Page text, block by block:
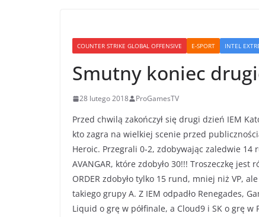
COUNTER STRIKE GLOBAL OFFENSIVE E-SPORT INTEL
Smutny koniec
28 lutego 2018 ProGamesTV
Przed chwilą zakończył się drugi dzień IEM
kto zagra na wielkiej scenie przed
Heroic. Przegrali 0-2, zdobywając zaledwie
AVANGAR, które zdobyło 30!!! Troszeczkę
ORDER zdobyło tylko 15 rund, mniej niż VP,
takiego grupy A. Z IEM odpadło Renegades,
Liquid o grę w półfinale, a Cloud9 i SK o grę